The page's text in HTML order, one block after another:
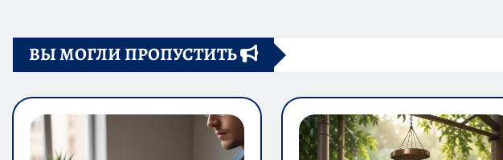
ВЫ МОГЛИ ПРОПУСТИТЬ